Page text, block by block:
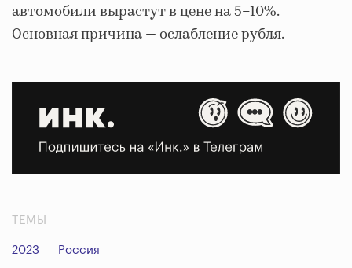
автомобили вырастут в цене на 5–10%.
Основная причина — ослабление рубля.
ТЕМЫ
2023 Россия